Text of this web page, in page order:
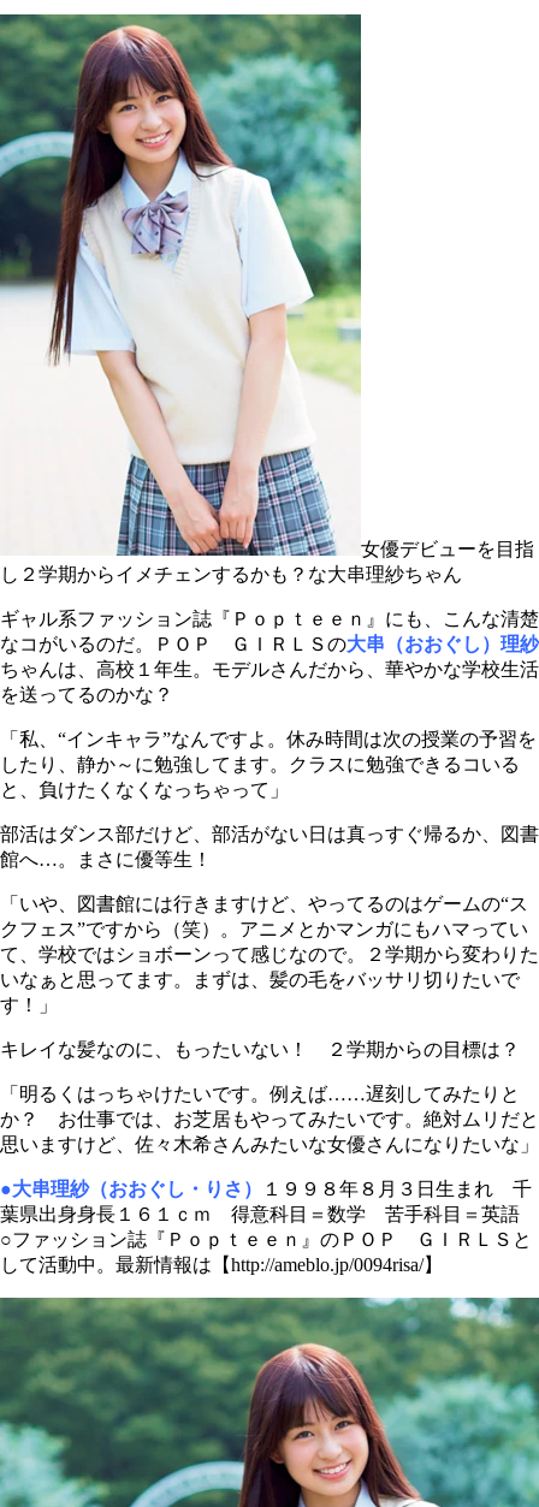
女優デビューを目指
し２学期からイメチェンするかも？な大串理紗ちゃん
ギャル系ファッション誌『Ｐｏｐｔｅｅｎ』にも、こんな清楚
なコがいるのだ。ＰＯＰ ＧＩＲＬＳの大串（おおぐし）理紗
ちゃんは、高校１年生。モデルさんだから、華やかな学校生活
を送ってるのかな？
「私、“インキャラ”なんですよ。休み時間は次の授業の予習を
したり、静か～に勉強してます。クラスに勉強できるコいる
と、負けたくなくなっちゃって」
部活はダンス部だけど、部活がない日は真っすぐ帰るか、図書
館へ…。まさに優等生！
「いや、図書館には行きますけど、やってるのはゲームの“ス
クフェス”ですから（笑）。アニメとかマンガにもハマってい
て、学校ではショボーンって感じなので。２学期から変わりた
いなぁと思ってます。まずは、髪の毛をバッサリ切りたいで
す！」
キレイな髪なのに、もったいない！ ２学期からの目標は？
「明るくはっちゃけたいです。例えば……遅刻してみたりと
か？ お仕事では、お芝居もやってみたいです。絶対ムリだと
思いますけど、佐々木希さんみたいな女優さんになりたいな」
●大串理紗（おおぐし・りさ）
１９９８年８月３日生まれ 千
葉県出身身長１６１ｃｍ 得意科目＝数学 苦手科目＝英語
○ファッション誌『Ｐｏｐｔｅｅｎ』のＰＯＰ ＧＩＲＬＳと
して活動中。最新情報は【http://ameblo.jp/0094risa/】